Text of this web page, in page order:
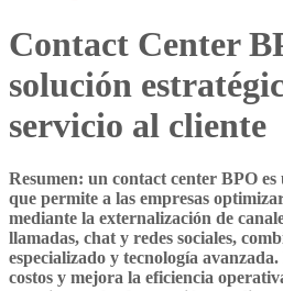
Contact Center
solución
servicio al cliente
Resumen: un contact center BPO
que permite a las empresas
mediante la externalización de
llamadas, chat y redes sociales,
especializado y tecnología
costos y mejora la eficiencia